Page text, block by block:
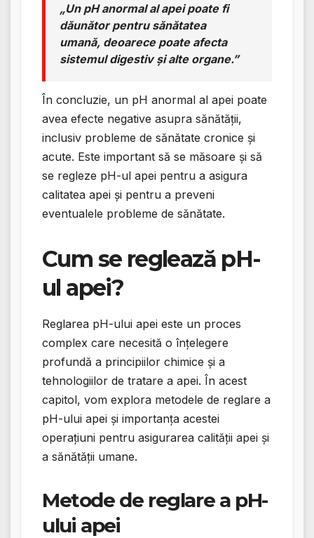
„Un pH anormal al apei poate fi
dăunător pentru sănătatea
umană, deoarece poate afecta
sistemul digestiv și alte organe.”
În concluzie, un pH anormal al apei poate
avea efecte negative asupra sănătății,
inclusiv probleme de sănătate cronice și
acute. Este important să se măsoare și să
se regleze pH-ul apei pentru a asigura
calitatea apei și pentru a preveni
eventualele probleme de sănătate.
Cum se reglează pH-
ul apei?
Reglarea pH-ului apei este un proces
complex care necesită o înțelegere
profundă a principiilor chimice și a
tehnologiilor de tratare a apei. În acest
capitol, vom explora metodele de reglare a
pH-ului apei și importanța acestei
operațiuni pentru asigurarea calității apei și
a sănătății umane.
Metode de reglare a pH-
ului apei